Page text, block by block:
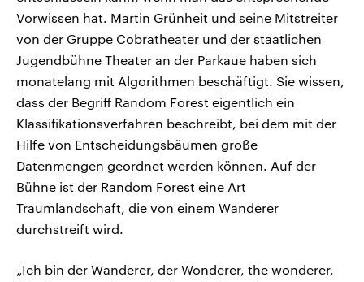
Vorwissen hat. Martin Grünheit und seine Mitstreiter
von der Gruppe Cobratheater und der staatlichen
Jugendbühne Theater an der Parkaue haben sich
monatelang mit Algorithmen beschäftigt. Sie wissen,
dass der Begriff Random Forest eigentlich ein
Klassifikationsverfahren beschreibt, bei dem mit der
Hilfe von Entscheidungsbäumen große
Datenmengen geordnet werden können. Auf der
Bühne ist der Random Forest eine Art
Traumlandschaft, die von einem Wanderer
durchstreift wird.
„Ich bin der Wanderer, der Wonderer, the wonderer,